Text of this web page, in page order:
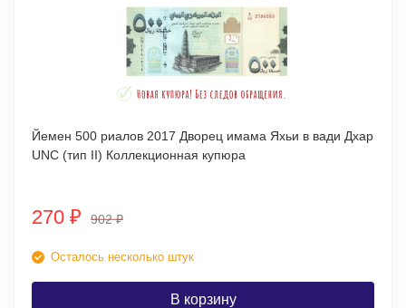
Йемен 500 риалов 2017 Дворец имама Яхьи в вади Дхар
UNC (тип II) Коллекционная купюра
270 ₽ 902₽
Осталось несколько штук
В корзину